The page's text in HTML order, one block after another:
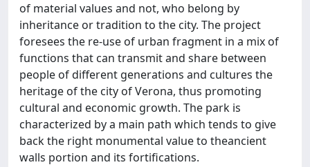
of material values and not, who belong by
inheritance or tradition to the city. The project
foresees the re-use of urban fragment in a mix of
functions that can transmit and share between
people of different generations and cultures the
heritage of the city of Verona, thus promoting
cultural and economic growth. The park is
characterized by a main path which tends to give
back the right monumental value to theancient
walls portion and its fortifications.